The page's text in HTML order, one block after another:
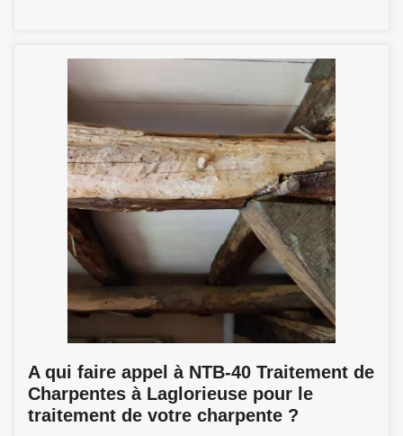
A qui faire appel à NTB-40 Traitement de
Charpentes à Laglorieuse pour le
traitement de votre charpente ?